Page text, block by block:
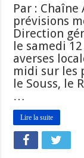
Par : Chaîne
prévisions
Direction
le samedi
averses
midi sur les
le Souss, le
…
Lire la suite